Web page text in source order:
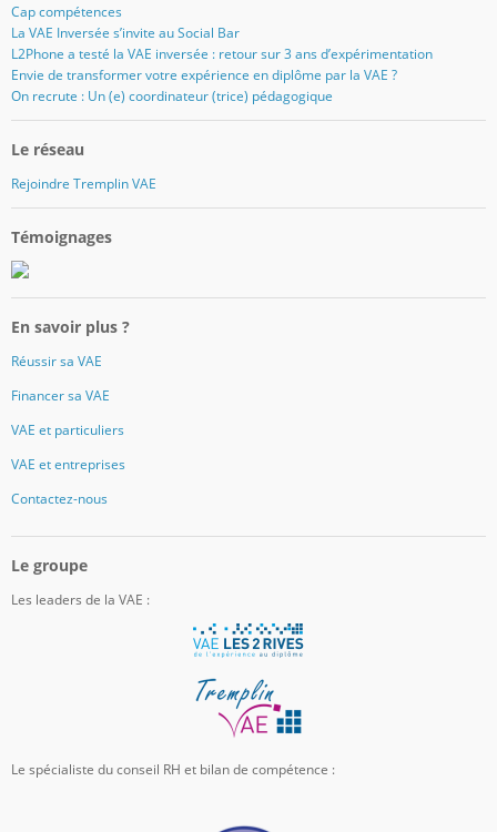
Cap compétences
La VAE Inversée s’invite au Social Bar
L2Phone a testé la VAE inversée : retour sur 3 ans d’expérimentation
Envie de transformer votre expérience en diplôme par la VAE ?
On recrute : Un (e) coordinateur (trice) pédagogique
Le réseau
Rejoindre Tremplin VAE
Témoignages
En savoir plus ?
Réussir sa VAE
Financer sa VAE
VAE et particuliers
VAE et entreprises
Contactez-nous
Le groupe
Les leaders de la VAE :
Le spécialiste du conseil RH et bilan de compétence :